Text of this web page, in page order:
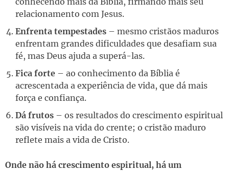
relacionamento com Jesus.
Enfrenta tempestades – mesmo cristãos maduros
enfrentam grandes dificuldades que desafiam sua
fé, mas Deus ajuda a superá-las.
Fica forte – ao conhecimento da Bíblia é
acrescentada a experiência de vida, que dá mais
força e confiança.
Dá frutos – os resultados do crescimento espiritual
são visíveis na vida do crente; o cristão maduro
reflete mais a vida de Cristo.
Onde não há crescimento espiritual, há um